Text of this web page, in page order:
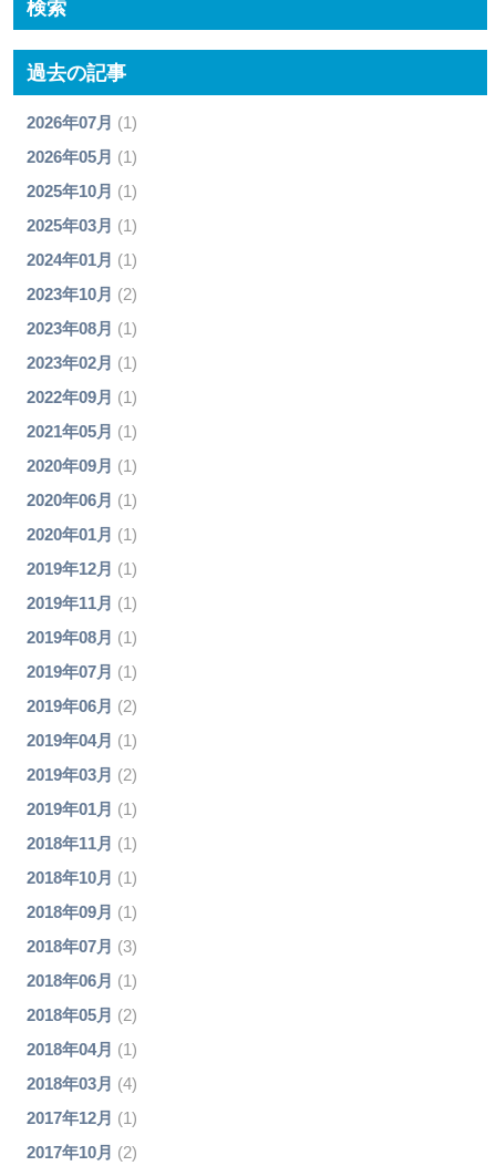
検索
過去の記事
2026年07月 (1)
2026年05月 (1)
2025年10月 (1)
2025年03月 (1)
2024年01月 (1)
2023年10月 (2)
2023年08月 (1)
2023年02月 (1)
2022年09月 (1)
2021年05月 (1)
2020年09月 (1)
2020年06月 (1)
2020年01月 (1)
2019年12月 (1)
2019年11月 (1)
2019年08月 (1)
2019年07月 (1)
2019年06月 (2)
2019年04月 (1)
2019年03月 (2)
2019年01月 (1)
2018年11月 (1)
2018年10月 (1)
2018年09月 (1)
2018年07月 (3)
2018年06月 (1)
2018年05月 (2)
2018年04月 (1)
2018年03月 (4)
2017年12月 (1)
2017年10月 (2)